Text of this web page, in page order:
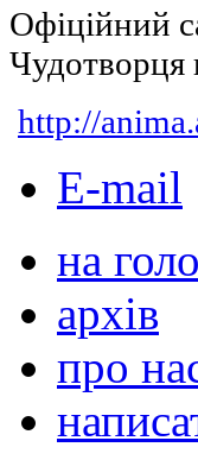
Офіційний
Чудотворця
http://
E-mail
на
архів
про